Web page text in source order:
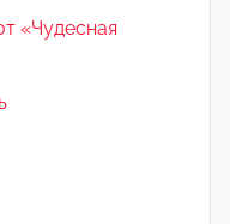
«Чудесная